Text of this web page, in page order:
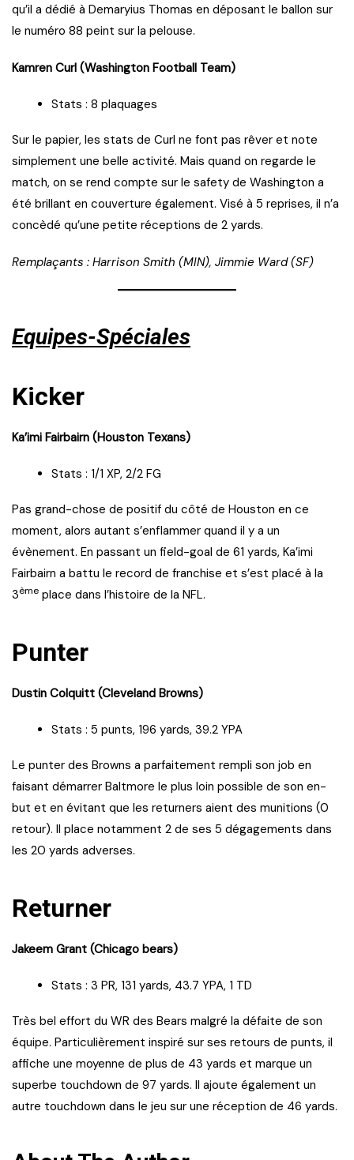
qu’il a dédié à Demaryius Thomas en déposant le ballon sur
le numéro 88 peint sur la pelouse.
Kamren Curl (Washington Football Team)
Stats : 8 plaquages
Sur le papier, les stats de Curl ne font pas rêver et note
simplement une belle activité. Mais quand on regarde le
match, on se rend compte sur le safety de Washington a
été brillant en couverture également. Visé à 5 reprises, il n’a
concèdé qu’une petite réceptions de 2 yards.
Remplaçants : Harrison Smith (MIN), Jimmie Ward (SF)
Equipes-Spéciales
Kicker
Ka’imi Fairbairn (Houston Texans)
Stats : 1/1 XP, 2/2 FG
Pas grand-chose de positif du côté de Houston en ce
moment, alors autant s’enflammer quand il y a un
évènement. En passant un field-goal de 61 yards, Ka’imi
Fairbairn a battu le record de franchise et s’est placé à la
3ème place dans l’histoire de la NFL.
Punter
Dustin Colquitt (Cleveland Browns)
Stats : 5 punts, 196 yards, 39.2 YPA
Le punter des Browns a parfaitement rempli son job en
faisant démarrer Baltmore le plus loin possible de son en-
but et en évitant que les returners aient des munitions (0
retour). Il place notamment 2 de ses 5 dégagements dans
les 20 yards adverses.
Returner
Jakeem Grant (Chicago bears)
Stats : 3 PR, 131 yards, 43.7 YPA, 1 TD
Très bel effort du WR des Bears malgré la défaite de son
équipe. Particulièrement inspiré sur ses retours de punts, il
affiche une moyenne de plus de 43 yards et marque un
superbe touchdown de 97 yards. Il ajoute également un
autre touchdown dans le jeu sur une réception de 46 yards.